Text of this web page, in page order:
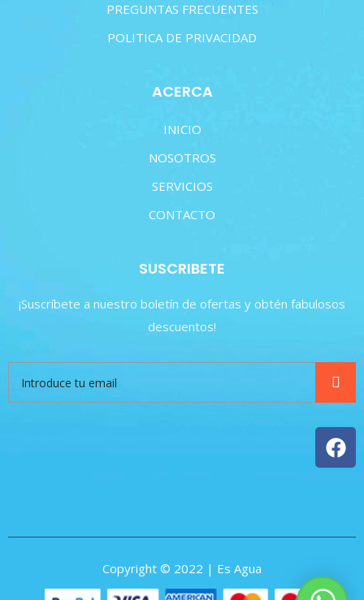
PREGUNTAS FRECUENTES
POLITICA DE PRIVACIDAD
ACERCA
INICIO
NOSOTROS
SERVICIOS
CONTACTO
SUSCRIBETE
¡Suscríbete a nuestro boletín de ofertas y obtén fabulosos
descuentos!
Copyright © 2022 | Es Agua